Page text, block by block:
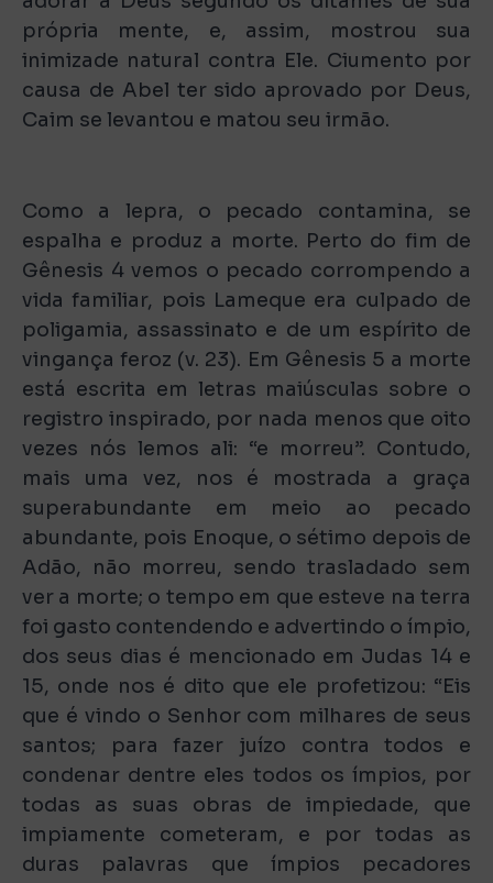
própria mente, e, assim, mostrou sua
inimizade natural contra Ele. Ciumento por
causa de Abel ter sido aprovado por Deus,
Caim se levantou e matou seu irmão.
Como a lepra, o pecado contamina, se
espalha e produz a morte. Perto do fim de
Gênesis 4 vemos o pecado corrompendo a
vida familiar, pois Lameque era culpado de
poligamia, assassinato e de um espírito de
vingança feroz (v. 23). Em Gênesis 5 a morte
está escrita em letras maiúsculas sobre o
registro inspirado, por nada menos que oito
vezes nós lemos ali: “e morreu”. Contudo,
mais uma vez, nos é mostrada a graça
superabundante em meio ao pecado
abundante, pois Enoque, o sétimo depois de
Adão, não morreu, sendo trasladado sem
ver a morte; o tempo em que esteve na terra
foi gasto contendendo e advertindo o ímpio,
dos seus dias é mencionado em Judas 14 e
15, onde nos é dito que ele profetizou: “Eis
que é vindo o Senhor com milhares de seus
santos; para fazer juízo contra todos e
condenar dentre eles todos os ímpios, por
todas as suas obras de impiedade, que
impiamente cometeram, e por todas as
duras palavras que ímpios pecadores